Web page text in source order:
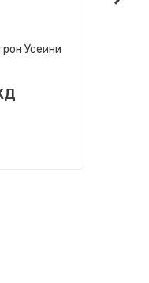
Усеини